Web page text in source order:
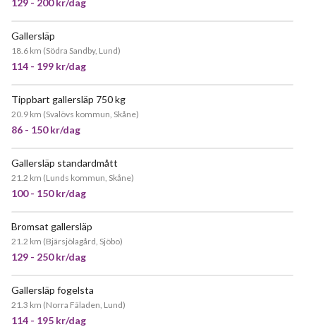
129 - 200 kr/dag
Gallersläp
18.6 km (Södra Sandby, Lund)
114 - 199 kr/dag
Tippbart gallersläp 750 kg
20.9 km (Svalövs kommun, Skåne)
86 - 150 kr/dag
Gallersläp standardmått
21.2 km (Lunds kommun, Skåne)
100 - 150 kr/dag
Bromsat gallersläp
21.2 km (Bjärsjölagård, Sjöbo)
129 - 250 kr/dag
Gallersläp fogelsta
21.3 km (Norra Fäladen, Lund)
114 - 195 kr/dag